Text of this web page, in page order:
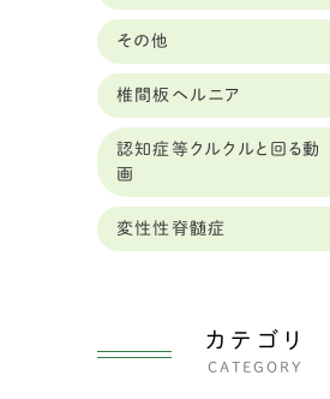
ープドッグ
グレートピレニーズ
レオンベルガー
ラブラドールレトリーバー
ゴールデンレトリーバー
大分県
大阪府
奈良県
山口県
その他
椎間板ヘルニア
認知症等クルクルと回る動
画
変性性脊髄症
カテゴリ
CATEGORY